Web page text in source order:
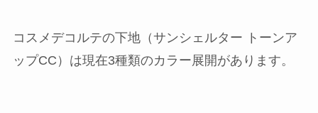
コスメデコルテの下地（サンシェルター トーンア
ップCC）は現在3種類のカラー展開があります。